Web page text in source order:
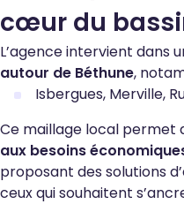
cœur du
L’agence intervient dans
autour de Béthune,
Isbergues, Merville,
Ce maillage local permet
aux besoins
proposant des solutions
ceux qui souhaitent